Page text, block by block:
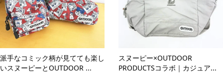
派手なコミック柄が見てても楽し
いスヌーピーとOUTDOOR ...
スヌーピー×OUTDOOR
PRODUCTSコラボ｜カジュア...